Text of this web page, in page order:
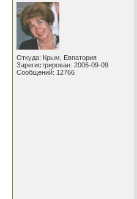
Откуда: Крым, Евпатория
Зарегистрирован: 2006-09-09
Сообщений: 12766